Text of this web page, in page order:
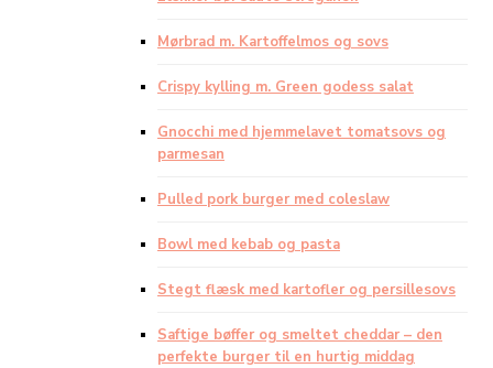
Mørbrad m. Kartoffelmos og sovs
Crispy kylling m. Green godess salat
Gnocchi med hjemmelavet tomatsovs og
parmesan
Pulled pork burger med coleslaw
Bowl med kebab og pasta
Stegt flæsk med kartofler og persillesovs
Saftige bøffer og smeltet cheddar – den
perfekte burger til en hurtig middag